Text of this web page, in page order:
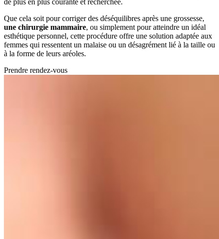
Que cela soit pour corriger des déséquilibres après une grossesse,
une chirurgie mammaire, ou simplement pour atteindre un idéal
esthétique personnel, cette procédure offre une solution adaptée aux
femmes qui ressentent un malaise ou un désagrément lié à la taille ou
à la forme de leurs aréoles.
Prendre rendez-vous